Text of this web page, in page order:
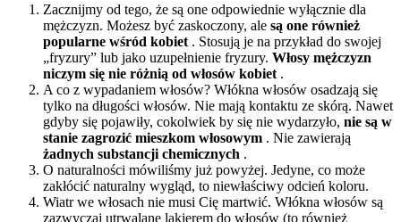
Zacznijmy od tego, że są one odpowiednie wyłącznie dla
mężczyzn. Możesz być zaskoczony, ale są one również
popularne wśród kobiet . Stosują je na przykład do swojej
„fryzury” lub jako uzupełnienie fryzury. Włosy mężczyzn
niczym się nie różnią od włosów kobiet .
A co z wypadaniem włosów? Włókna włosów osadzają się
tylko na długości włosów. Nie mają kontaktu ze skórą. Nawet
gdyby się pojawiły, cokolwiek by się nie wydarzyło, nie są w
stanie zagrozić mieszkom włosowym . Nie zawierają
żadnych substancji chemicznych .
O naturalności mówiliśmy już powyżej. Jedyne, co może
zakłócić naturalny wygląd, to niewłaściwy odcień koloru.
Wiatr we włosach nie musi Cię martwić. Włókna włosów są
zazwyczaj utrwalane lakierem do włosów (to również